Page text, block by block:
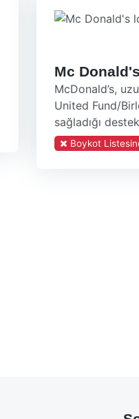
Mc Donald's
McDonald’s,
United Fund/
sağladığı
Boykot